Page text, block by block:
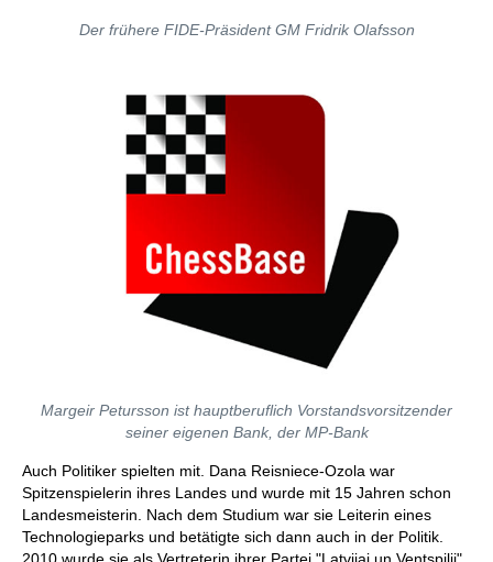
Der frühere FIDE-Präsident GM Fridrik Olafsson
Margeir Petursson ist hauptberuflich Vorstandsvorsitzender
seiner eigenen Bank, der MP-Bank
Auch Politiker spielten mit. Dana Reisniece-Ozola war
Spitzenspielerin ihres Landes und wurde mit 15 Jahren schon
Landesmeisterin. Nach dem Studium war sie Leiterin eines
Technologieparks und betätigte sich dann auch in der Politik.
2010 wurde sie als Vertreterin ihrer Partei "Latvijai un Ventspilij"